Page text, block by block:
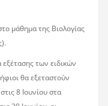
μάθημα της Βιολογίας
των ειδικών
θα εξεταστούν
8 Ιουνίου στα